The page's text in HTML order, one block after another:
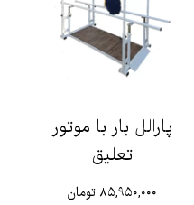
پارالل بار با موتور
تعلیق
۸۵,۹۵۰,۰۰۰ تومان